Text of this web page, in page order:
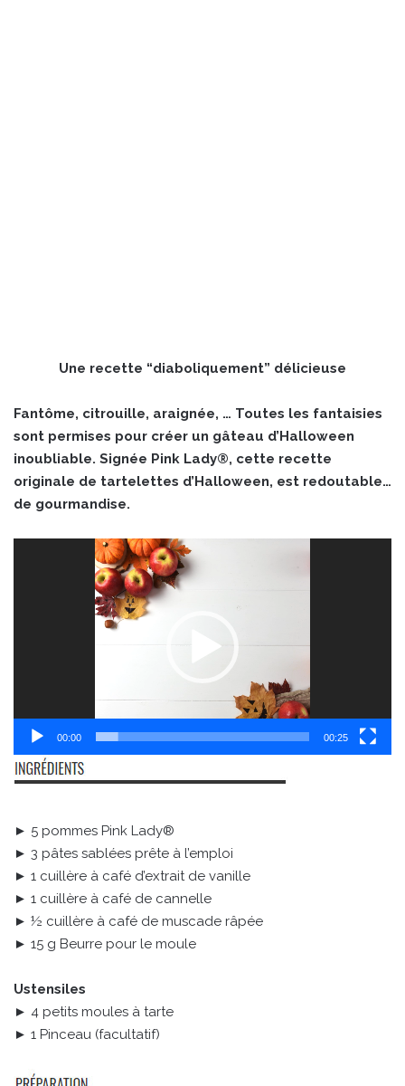
Une recette “diaboliquement” délicieuse
Fantôme, citrouille, araignée, … Toutes les fantaisies
sont permises pour créer un gâteau d’Halloween
inoubliable. Signée Pink Lady®, cette recette
originale de tartelettes d’Halloween, est redoutable…
de gourmandise.
00:00 00:25
► 5 pommes Pink Lady®
► 3 pâtes sablées prête à l’emploi
► 1 cuillère à café d’extrait de vanille
► 1 cuillère à café de cannelle
► ½ cuillère à café de muscade râpée
► 15 g Beurre pour le moule
Ustensiles
► 4 petits moules à tarte
► 1 Pinceau (facultatif)